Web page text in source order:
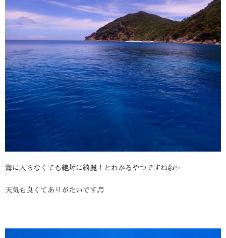
海に入らなくても絶対に綺麗！とわかるやつですね👍✨
天気も良くてありがたいです♬